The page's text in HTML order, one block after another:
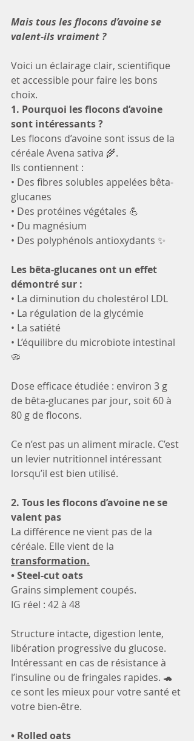
Mais tous les flocons d’avoine se
valent-ils vraiment ?
Voici un éclairage clair, scientifique
et accessible pour faire les bons
choix.
1. Pourquoi les flocons d’avoine
sont intéressants ?
Les flocons d’avoine sont issus de la
céréale Avena sativa 🌾.
Ils contiennent :
• Des fibres solubles appelées bêta-
glucanes
• Des protéines végétales 💪
• Du magnésium
• Des polyphénols antioxydants ✨
Les bêta-glucanes ont un effet
démontré sur :
• La diminution du cholestérol LDL
• La régulation de la glycémie
• La satiété
• L’équilibre du microbiote intestinal
🦠
Dose efficace étudiée : environ 3 g
de bêta-glucanes par jour, soit 60 à
80 g de flocons.
Ce n’est pas un aliment miracle. C’est
un levier nutritionnel intéressant
lorsqu’il est bien utilisé.
2. Tous les flocons d’avoine ne se
valent pas
La différence ne vient pas de la
céréale. Elle vient de la
transformation.
• Steel-cut oats
Grains simplement coupés.
IG réel : 42 à 48
Structure intacte, digestion lente,
libération progressive du glucose.
Intéressant en cas de résistance à
l’insuline ou de fringales rapides. 🐢
ce sont les mieux pour votre santé et
votre bien-être.
• Rolled oats